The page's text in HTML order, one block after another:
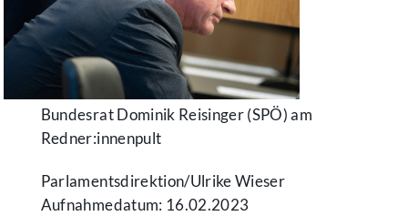
Bundesrat Dominik Reisinger (SPÖ) am
Redner:innenpult
Parlamentsdirektion/​Ulrike Wieser
Aufnahmedatum: 16.02.2023